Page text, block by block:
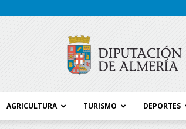
AGRICULTURA TURISMO DEPORTES